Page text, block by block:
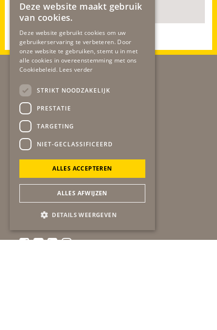
Secretariaat
Winston Churchilllaan 19
6137 EA SITTARD
06-51724483
secretariaat@gob-online.nl
Algemeen contact
06-51724483
Deze website maakt gebruik
van cookies.
Deze website gebruikt cookies om uw
gebruikerservaring te verbeteren. Door
onze website te gebruiken, stemt u in met
alle cookies in overeenstemming met ons
Cookiebeleid. Lees verder
STRIKT NOODZAKELIJK
PRESTATIE
TARGETING
NIET-GECLASSIFICEERD
ALLES ACCEPTEREN
ALLES AFWIJZEN
DETAILS WEERGEVEN